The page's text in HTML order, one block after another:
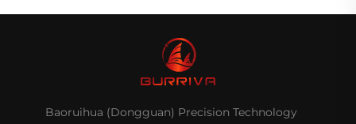
Baoruihua (Dongguan) Precision Technology